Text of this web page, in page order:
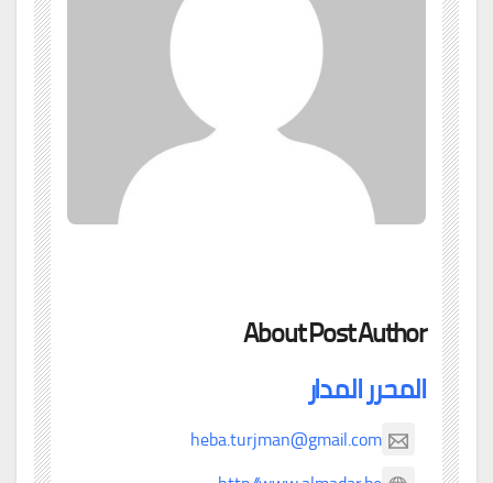
About Post Author
المحرر المدار
heba.turjman@gmail.com